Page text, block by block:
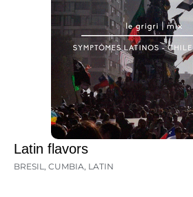
Latin flavors
BRESIL, CUMBIA, LATIN